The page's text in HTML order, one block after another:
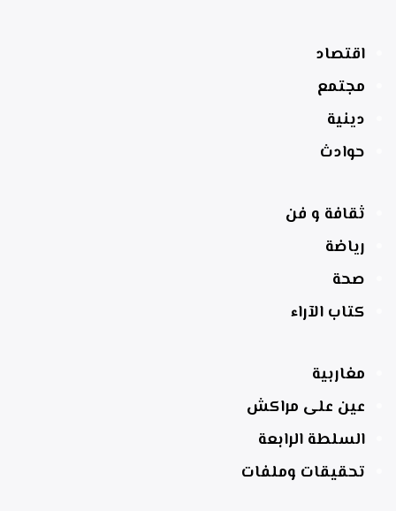
اقتصاد
مجتمع
دينية
حوادث
ثقافة و فن
رياضة
صحة
كتاب الآراء
مغاربية
عين على مراكش
السلطة الرابعة
تحقيقات وملفات